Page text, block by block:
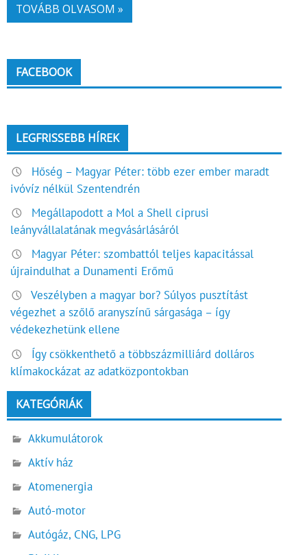
TOVÁBB OLVASOM »
FACEBOOK
LEGFRISSEBB HÍREK
Hőség – Magyar Péter: több ezer ember maradt
ivóvíz nélkül Szentendrén
Megállapodott a Mol a Shell ciprusi
leányvállalatának megvásárlásáról
Magyar Péter: szombattól teljes kapacitással
újraindulhat a Dunamenti Erőmű
Veszélyben a magyar bor? Súlyos pusztítást
végezhet a szőlő aranyszínű sárgasága – így
védekezhetünk ellene
Így csökkenthető a többszázmilliárd dolláros
klímakockázat az adatközpontokban
KATEGÓRIÁK
Akkumulátorok
Aktív ház
Atomenergia
Autó-motor
Autógáz, CNG, LPG